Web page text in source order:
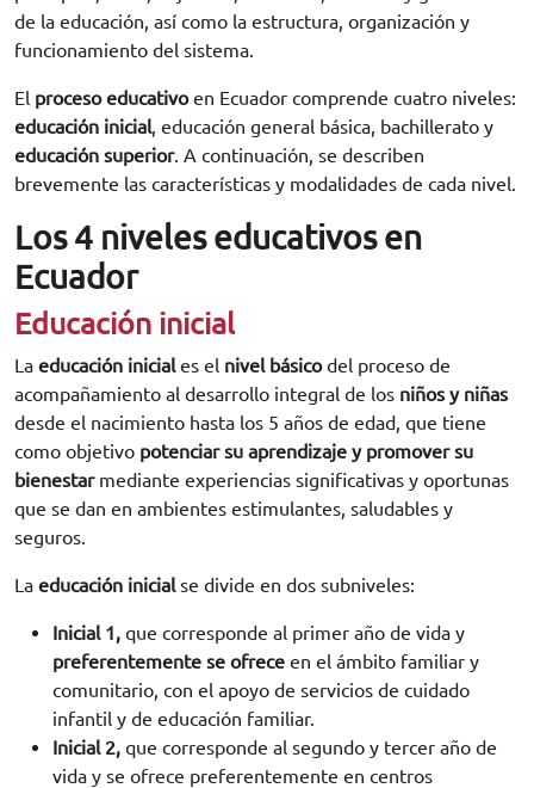
de la educación, así como la estructura, organización y
funcionamiento del sistema.
El proceso educativoen Ecuador comprende cuatro niveles:
educación inicial , educación general básica, bachillerato y
educación superior. A continuación, se describen
brevemente las características y modalidades de cada nivel.
Los 4 niveles educativos en
Ecuador
Educación inicial
La educación inicial es el nivel básicodel proceso de
acompañamiento al desarrollo integral de los niños y niñas
desde el nacimiento hasta los 5 años de edad, que tiene
como objetivo potenciar su aprendizaje y promover su
bienestarmediante experiencias significativas y oportunas
que se dan en ambientes estimulantes, saludables y
seguros.
La educación inicial se divide en dos subniveles:
Inicial 1, que corresponde al primer año de vida y
preferentemente se ofrece en el ámbito familiar y
comunitario, con el apoyo de servicios de cuidado
infantil y de educación familiar.
Inicial 2, que corresponde al segundo y tercer año de
vida y se ofrece preferentemente en centros